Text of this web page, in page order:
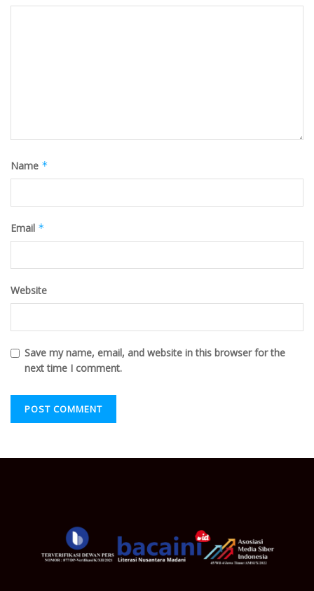
Name *
Email *
Website
Save my name, email, and website in this browser for the
next time I comment.